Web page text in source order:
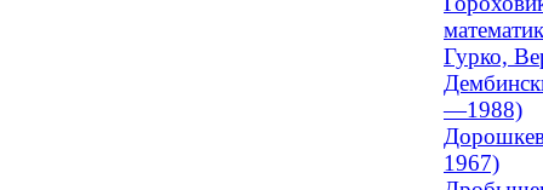
Гурко,
—1988)
1967)